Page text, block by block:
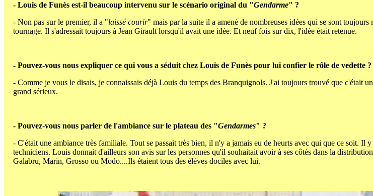
- Louis de Funès est-il beaucoup intervenu sur le scénario original du "Gendarme" ?
- Non pas sur le premier, il a "laissé courir" mais par la suite il a amené de nombreuses idées qui se sont
tournage. Il s'adressait toujours à Jean Girault lorsqu'il avait une idée. Et neuf fois sur dix, l'idée était retenue.
- Pouvez-vous nous expliquer ce qui vous a séduit chez Louis de Funès pour lui confier le rôle de vedette ?
- Comme je vous le disais, je connaissais déjà Louis du temps des Branquignols. J'ai toujours trouvé que c'était
grand sérieux.
- Pouvez-vous nous parler de l'ambiance sur le plateau des "Gendarmes" ?
- C'était une ambiance très familiale. Tout se passait très bien, il n'y a jamais eu de heurts avec qui que ce soit. Il
techniciens. Louis donnait d'ailleurs son avis sur les personnes qu'il souhaitait avoir à ses côtés dans la
Galabru, Marin, Grosso ou Modo....Ils étaient tous des élèves dociles avec lui.